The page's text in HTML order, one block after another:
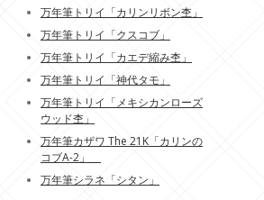
万年筆トリイ「カリンリボン杢」
万年筆トリイ「クスコブ」
万年筆トリイ「カエデ縮み杢」
万年筆トリイ「神代タモ」
万年筆トリイ「メキシカンローズ
ウッド杢」
万年筆カザワ The 21K「カリンの
コブA-2」
万年筆シラネ「シタン」